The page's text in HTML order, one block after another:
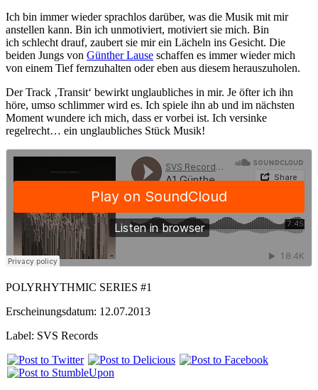
Ich bin immer wieder sprachlos darüber, was die Musik mit mir
anstellen kann. Bin ich unmotiviert, motiviert sie mich. Bin
ich schlecht drauf, zaubert sie mir ein Lächeln ins Gesicht. Die
beiden Jungs von Günther Lause schaffen es immer wieder mich
von einem Tief fernzuhalten oder eben aus diesem herauszuholen.
Der Track ‚Transit‘ bewirkt unglaubliches in mir. Je öfter ich ihn
höre, umso schlimmer wird es. Ich spiele ihn ab und im nächsten
Moment wundere ich mich, dass er vorbei ist. Ich versinke
regelrecht… ein unglaubliches Stück Musik!
POLYRHYTHMIC SERIES #1
Erscheinungsdatum: 12.07.2013
Label: SVS Records